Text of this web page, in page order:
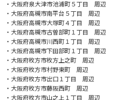
・大阪府泉大津市池浦町５丁目 周辺
・大阪府高槻市南平台５丁目 周辺
・大阪府高槻市大塚町４丁目 周辺
・大阪府高槻市古曽部町１丁目 周辺
・大阪府高槻市川西町１丁目 周辺
・大阪府高槻市下田部町１丁目 周辺
・大阪府枚方市枚方上之町 周辺
・大阪府枚方市村野東町 周辺
・大阪府枚方市出口１丁目 周辺
・大阪府枚方市藤阪西町 周辺
・大阪府枚方市山之上１丁目 周辺